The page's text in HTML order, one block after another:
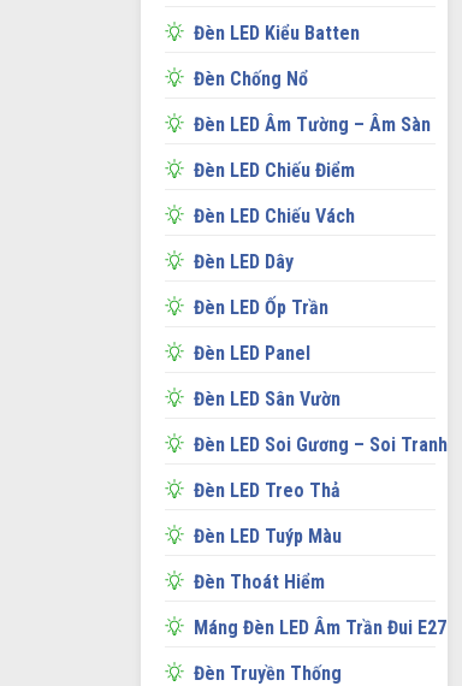
Đèn LED Kiểu Batten
Đèn Chống Nổ
Đèn LED Âm Tường – Âm Sàn
Đèn LED Chiếu Điểm
Đèn LED Chiếu Vách
Đèn LED Dây
Đèn LED Ốp Trần
Đèn LED Panel
Đèn LED Sân Vườn
Đèn LED Soi Gương – Soi Tranh
Đèn LED Treo Thả
Đèn LED Tuýp Màu
Đèn Thoát Hiểm
Máng Đèn LED Âm Trần Đui E27
Đèn Truyền Thống